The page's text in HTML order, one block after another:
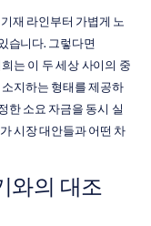
재 라인부터 가볍게 노
습니다. 그렇다면
는 이 두 세상 사이의 중
지하는 형태를 제공하
한 소요 자금을 동시 실
시장 대안들과 어떤 차
와의 대조